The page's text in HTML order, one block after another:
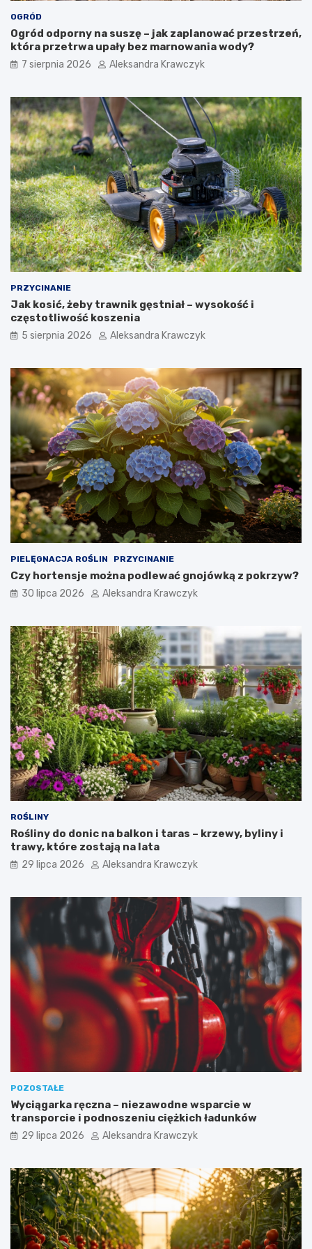
e
w
p
b
i
ż
u
L
a
s
V
e
g
a
s
y
l
i
a
a
–
c
z
y
m
j
e
s
t
i
j
a
k
e
m
a
z
t
o
s
w
a
n
i
e
?
OGRÓD
Ogród odporny na suszę – jak zaplanować przestrzeń,
która przetrwa upały bez marnowania wody?
7 sierpnia 2026 Aleksandra Krawczyk
PRZYCINANIE
Jak kosić, żeby trawnik gęstniał – wysokość i
częstotliwość koszenia
5 sierpnia 2026 Aleksandra Krawczyk
PIELĘGNACJA ROŚLIN PRZYCINANIE
Czy hortensje można podlewać gnojówką z pokrzyw?
30 lipca 2026 Aleksandra Krawczyk
ROŚLINY
Rośliny do donic na balkon i taras – krzewy, byliny i
trawy, które zostają na lata
29 lipca 2026 Aleksandra Krawczyk
POZOSTAŁE
Wyciągarka ręczna – niezawodne wsparcie w
transporcie i podnoszeniu ciężkich ładunków
29 lipca 2026 Aleksandra Krawczyk